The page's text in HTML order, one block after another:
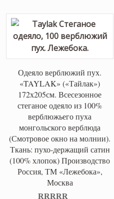
популярности
Одеяло верблюжий пух.
«TAYLAK» («Тайлак»)
172х205см. Всесезонное
стеганое одеяло из 100%
верблюжьего пуха
монгольского верблюда
(Смотровое окно на молнии).
Ткань: пухо-держащий сатин
(100% хлопок) Производство
Россия, ТМ «Лежебока»,
Москва